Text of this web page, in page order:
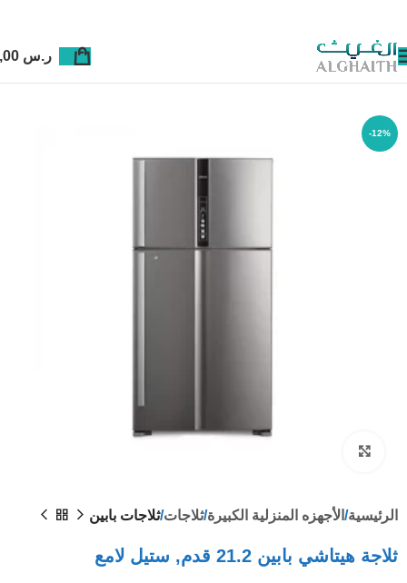
ر.س
-12%
الرئيسية الأجهزه المنزلية الكبيرة ثلاجات ثلاجات بابين
ثلاجة هيتاشي بابين 21.2 قدم, ستيل لامع